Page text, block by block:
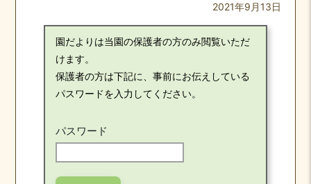
2021年9月13日
園だよりは当園の保護者の方のみ閲覧いただ
けます。
保護者の方は下記に、事前にお伝えしている
パスワードを入力してください。
パスワード